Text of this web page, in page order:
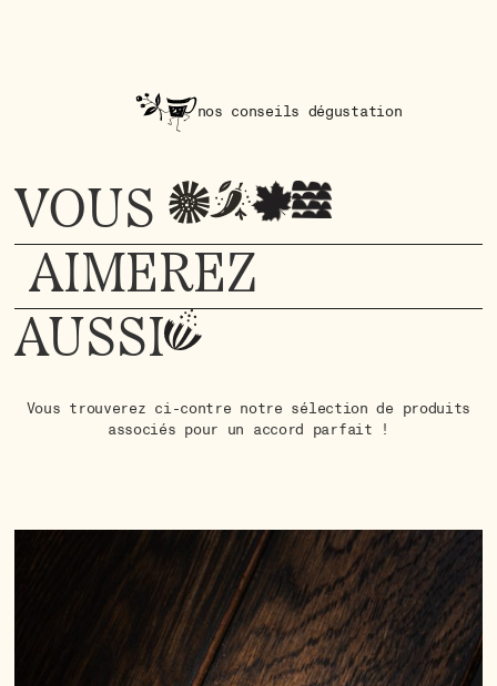
nos conseils dégustation
VOUS
AIMEREZ
AUSSI
Vous trouverez ci-contre notre sélection de produits
associés pour un accord parfait !